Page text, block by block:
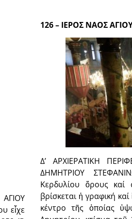
εἶχε
126 – ΙΕΡΟΣ ΝΑΟΣ
Δ’ ΑΡΧΙΕΡΑΤΙΚΗ
ΔΗΜΗΤΡΙΟΥ
Κερδυλίου ὄρους
βρίσκεται ἡ γραφική
κέντρο τῆς ὁποίας